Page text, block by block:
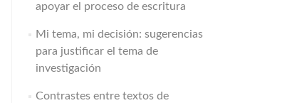
apoyar el proceso de escritura
Mi tema, mi decisión: sugerencias
para justificar el tema de
investigación
Contrastes entre textos de